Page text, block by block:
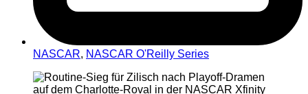
NASCAR, NASCAR O'Reilly Series